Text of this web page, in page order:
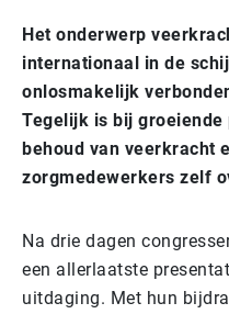
Het onderwerp
internationaal in de
onlosmakelijk
Tegelijk is bij
behoud van veerkracht
zorgmedewerkers zelf
Na drie dagen
een allerlaatste
uitdaging. Met hun